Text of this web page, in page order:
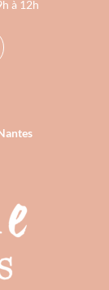
à 12h